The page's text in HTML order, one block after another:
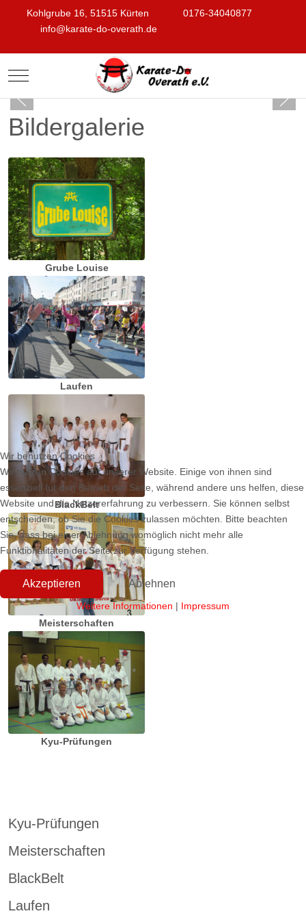
Kohlgrube 16, 51515 Kürten
0176-34040877
info@karate-do-overath.de
Mobile Menu Toggle
Bildergalerie
Grube Louise
Laufen
BlackBelt
Meisterschaften
Kyu-Prüfungen
Kyu-Prüfungen
Meisterschaften
BlackBelt
Laufen
Wir benutzen Cookies
Wir nutzen Cookies auf unserer Website. Einige von ihnen sind
essenziell für den Betrieb der Seite, während andere uns helfen, diese
Website und die Nutzererfahrung zu verbessern. Sie können selbst
entscheiden, ob Sie die Cookies zulassen möchten. Bitte beachten
Sie, dass bei einer Ablehnung womöglich nicht mehr alle
Funktionalitäten der Seite zur Verfügung stehen.
Akzeptieren Ablehnen
Weitere Informationen | Impressum